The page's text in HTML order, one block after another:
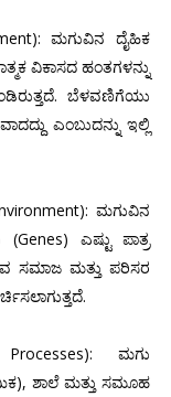
ಮಗುವಿನ ದೈಹಿಕ
ವಿಕಾಸದ ಹಂತಗಳನ್ನು
ಬೆಳವಣಿಗೆಯು
ಎಂಬುದನ್ನು ಇಲ್ಲಿ
ಮಗುವಿನ
ಎಷ್ಟು ಪಾತ್ರ
ಸಮಾಜ ಮತ್ತು ಪರಿಸರ
ಮಗು
ಶಾಲೆ ಮತ್ತು ಸಮೂಹ